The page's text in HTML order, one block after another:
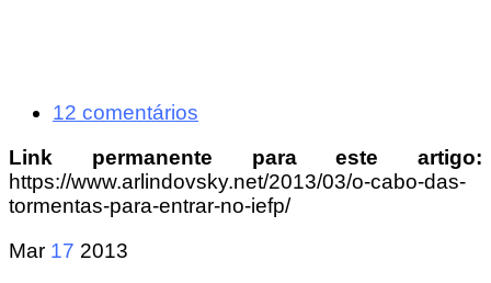
12 comentários
Link permanente para este artigo:
https://www.arlindovsky.net/2013/03/o-cabo-das-
tormentas-para-entrar-no-iefp/
Mar 17 2013